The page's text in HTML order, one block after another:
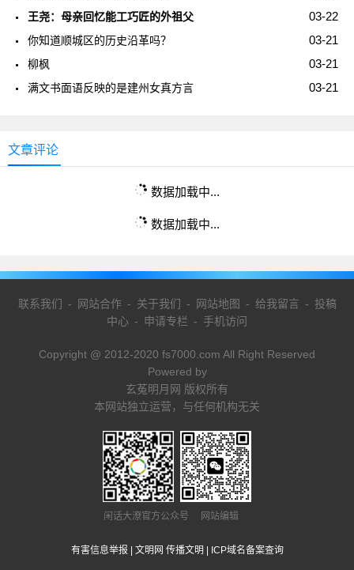
03-22
王尧：母亲回忆能工巧匠的外祖父
03-21
你知道顺城区的历史沿革吗？
03-21
柳枫
03-21
满文书面语反映的是建州女真方言
文章评论
数据加载中...
数据加载中...
联系我们 - 网站合作- 关于我们 - 网站地图 - 给我留言 - 投稿
中心 - 申请专栏 - 手机访问
Copyright @ 2012-2020 fs7000.com All Right Reserved
Powered by
玄菟明月网 版权所有
本网站独立运营，与任何机构无关
闲话大潦官方公众号 网站编辑
有害信息举报 | 文明网 传播文明 | ICP域名备案查询